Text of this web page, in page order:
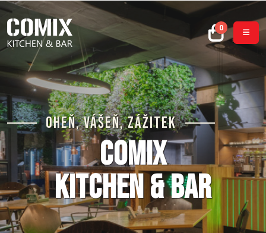
0
Oheň, Vášeň, Zážitek
COMIX
kitchen & bar